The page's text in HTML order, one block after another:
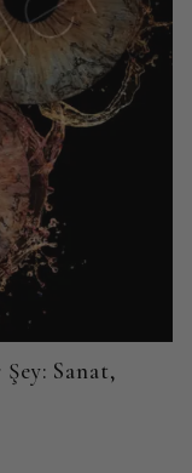
Sanat,